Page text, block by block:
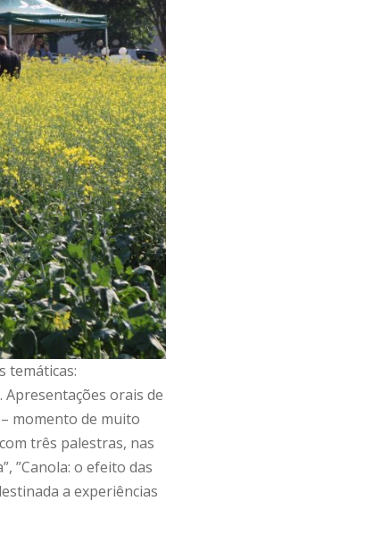
temáticas:
Apresentações orais de
momento de muito
três palestras, nas
”Canola: o efeito das
a experiências